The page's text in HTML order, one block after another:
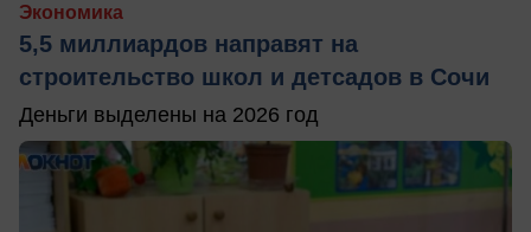
Экономика
5,5 миллиардов направят на
строительство школ и детсадов в Сочи
Деньги выделены на 2026 год